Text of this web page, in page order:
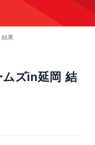
結果
ムズin延岡 結